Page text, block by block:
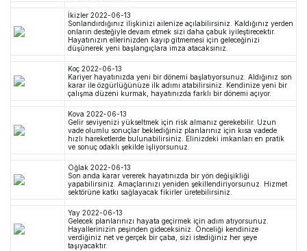
İkizler 2022-06-13
Sonlandırdığınız ilişkinizi ailenize açılabilirsiniz. Kaldığınız yerden
onların desteğiyle devam etmek sizi daha çabuk iyileştirecektir.
Hayatınızın ellerinizden kayıp gitmemesi için geleceğinizi
düşünerek yeni başlangıçlara imza atacaksınız.
Koç 2022-06-13
Kariyer hayatınızda yeni bir dönemi başlatıyorsunuz. Aldığınız son
karar ile özgürlüğünüze ilk adımı atabilirsiniz. Kendinize yeni bir
çalışma düzeni kurmak, hayatınızda farklı bir dönemi açıyor.
Kova 2022-06-13
Gelir seviyenizi yükseltmek için risk almanız gerekebilir. Uzun
vade olumlu sonuçlar beklediğiniz planlarınız için kısa vadede
hızlı hareketlerde bulunabilirsiniz. Elinizdeki imkanları en pratik
ve sonuç odaklı şekilde işliyorsunuz.
Oğlak 2022-06-13
Son anda karar vererek hayatınızda bir yön değişikliği
yapabilirsiniz. Amaçlarınızı yeniden şekillendiriyorsunuz. Hizmet
sektörüne katkı sağlayacak fikirler üretebilirsiniz.
Yay 2022-06-13
Gelecek planlarınızı hayata geçirmek için adım atıyorsunuz.
Hayallerinizin peşinden gideceksiniz. Önceliği kendinize
verdiğiniz net ve gerçek bir çaba, sizi istediğiniz her şeye
taşıyacaktır.